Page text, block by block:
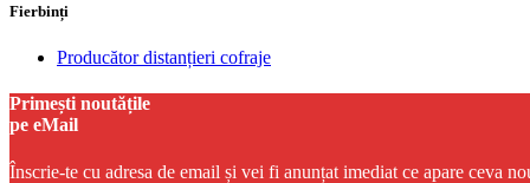
Fierbinți
Producător distanțieri cofraje
Primești noutățile
pe eMail
Înscrie-te cu adresa de email și vei fi anunțat imediat ce apare ceva